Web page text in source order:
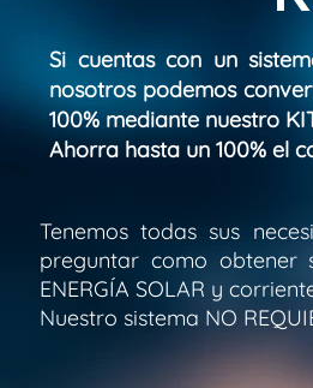
Si cuentas con un
nosotros podemos
100% mediante nuestro
Ahorra hasta un 100% el
Tenemos todas sus
preguntar como obtener
ENERGÍA SOLAR y
Nuestro sistema NO